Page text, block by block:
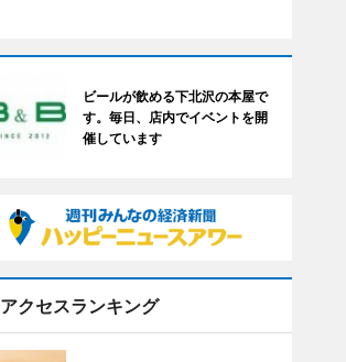
ビールが飲める下北沢の本屋で
す。毎日、店内でイベントを開
催しています
アクセスランキング